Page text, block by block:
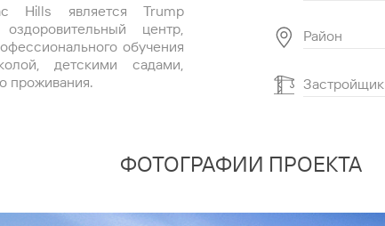
Hills является Trump
центр,
обучения
детскими садами,
проживания.
Район
Застройщик
ФОТОГРАФИИ ПРОЕКТА